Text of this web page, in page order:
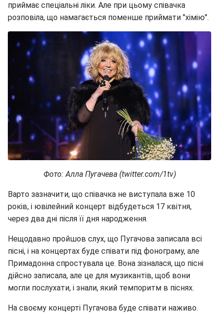
приймає спеціальні ліки. Але при цьому співачка
розповіла, що намагається поменше приймати "хімію".
Фото: Алла Пугачева (twitter.com/1tv)
Варто зазначити, що співачка не виступала вже 10
років, і ювілейний концерт відбудеться 17 квітня,
через два дні після її дня народження.
Нещодавно пройшов слух, що Пугачова записала всі
пісні, і на концертах буде співати під фонограму, але
Примадонна спростувала це. Вона зізналася, що пісні
дійсно записала, але це для музикантів, щоб вони
могли послухати, і знали, який темпоритм в піснях.
На своєму концерті Пугачова буде співати наживо.